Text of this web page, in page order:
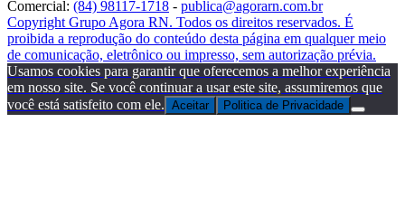
Comercial: (84) 98117-1718 - publica@agorarn.com.br
Copyright Grupo Agora RN. Todos os direitos reservados. É
proibida a reprodução do conteúdo desta página em qualquer meio
de comunicação, eletrônico ou impresso, sem autorização prévia.
Usamos cookies para garantir que oferecemos a melhor experiência
em nosso site. Se você continuar a usar este site, assumiremos que
você está satisfeito com ele. Aceitar Politica de Privacidade